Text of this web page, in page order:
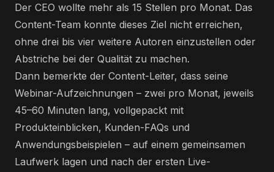
Der CEO wollte mehr als 15 Stellen pro Monat. Das
Content-Team konnte dieses Ziel nicht erreichen,
ohne drei bis vier weitere Autoren einzustellen oder
Abstriche bei der Qualität zu machen.
Dann bemerkte der Content-Leiter, dass seine
Webinar-Aufzeichnungen – zwei pro Monat, jeweils
45–60 Minuten lang, vollgepackt mit
Produkteinblicken, Kunden-FAQs und
Anwendungsbeispielen – auf einem gemeinsamen
Laufwerk lagen und nach der ersten Live-